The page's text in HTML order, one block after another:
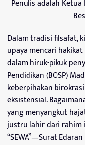
Penulis adalah
Dalam tradisi filsafat,
upaya mencari
dalam hiruk-pikuk
Pendidikan (BOSP)
keberpihakan
eksistensial.
yang menyangkut
justru lahir dari rahim
“SEWA”—Surat